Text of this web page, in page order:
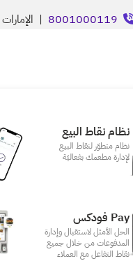
8001000119
|
نظام نقاط البيع
نظام متطوّر لنقاط البيع
لإدارة مطعمك بفعاليّة
Pay فودكس
الحل الأمثل لاستقبال وإدارة
المدفوعات من خلال جميع
نقاط التفاعل مع العملاء